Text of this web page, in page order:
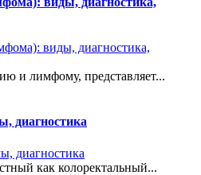
и лимфому, представляет...
диагностика
как колоректальный...